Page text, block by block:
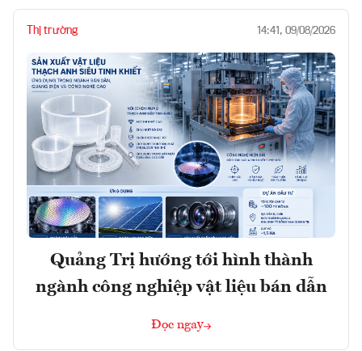
Thị trường 14:41, 09/08/2026
Quảng Trị hướng tới hình thành
ngành công nghiệp vật liệu bán dẫn
Đọc ngay